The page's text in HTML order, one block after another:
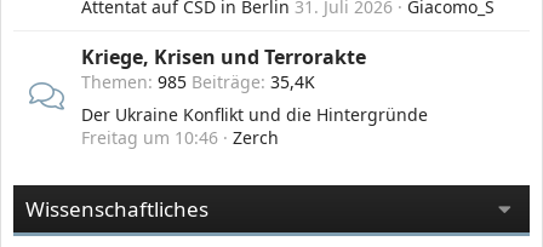
Attentat auf CSD in Berlin 31. Juli 2026 Giacomo_S
Kriege, Krisen und Terrorakte
Themen 985 Beiträge 35,4K
Der Ukraine Konflikt und die Hintergründe
Freitag um 10:46
Zerch
Wissenschaftliches